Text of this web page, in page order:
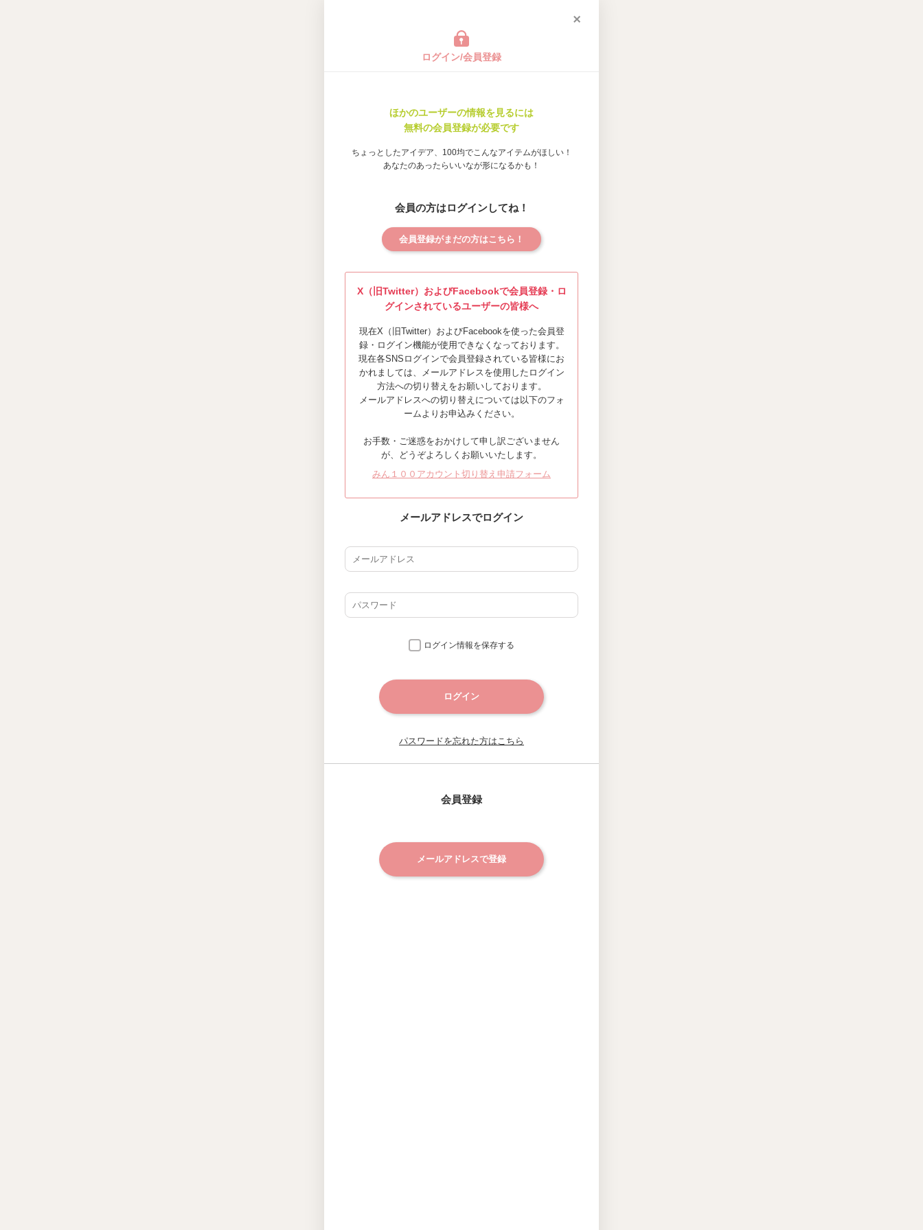
ログイン/会員登録
ほかのユーザーの情報を見るには
無料の会員登録が必要です
ちょっとしたアイデア、100均でこんなアイテムがほしい！
あなたのあったらいいなが形になるかも！
会員の方はログインしてね！
会員登録がまだの方はこちら！
X（旧Twitter）およびFacebookで会員登録・ロ
グインされているユーザーの皆様へ
現在X（旧Twitter）およびFacebookを使った会員登
録・ログイン機能が使用できなくなっております。
現在各SNSログインで会員登録されている皆様にお
かれましては、メールアドレスを使用したログイン
方法への切り替えをお願いしております。
メールアドレスへの切り替えについては以下のフォ
ームよりお申込みください。
お手数・ご迷惑をおかけして申し訳ございません
が、どうぞよろしくお願いいたします。
みん１００アカウント切り替え申請フォーム
メールアドレスでログイン
ログイン情報を保存する
ログイン
パスワードを忘れた方はこちら
会員登録
メールアドレスで登録